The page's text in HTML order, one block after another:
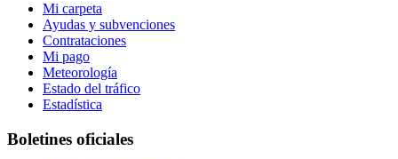
Mi carpeta
Ayudas y subvenciones
Contrataciones
Mi pago
Meteorología
Estado del tráfico
Estadística
Boletines oficiales